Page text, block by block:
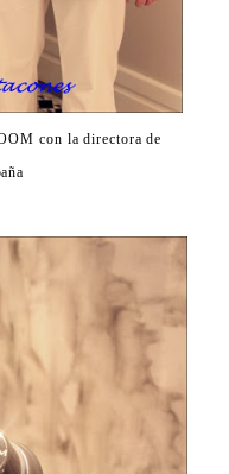
con la directora de